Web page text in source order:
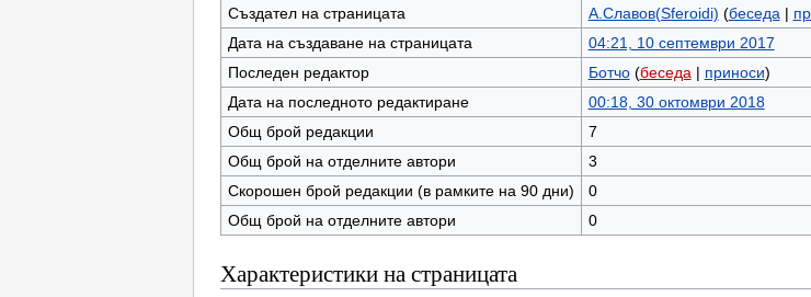
Създател на страницата А.Славов(Sferoidi) (беседа |
Дата на създаване на страницата
04:21, 10 септември 2017
Последeн редактор
Ботчо (беседа | приноси)
Дата на последнoто редактиране
00:18, 30 октомври 2018
Общ брой редакции
7
Общ брой на отделните автори
3
Скорошен брой редакции (в рамките на 90 дни)
0
Общ брой на отделните автори
0
Характеристики на страницата